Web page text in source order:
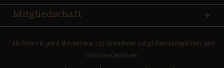
Mitgliedschaft
* Alle Preise inkl. gesetzl. Mehrwertsteuer zzgl. Versandkosten und ggf. Nachnahmegebühren, wenn
nicht anders beschrieben